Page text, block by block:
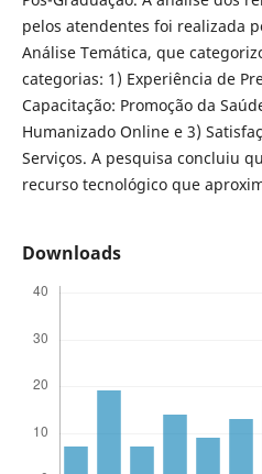
pelos atendentes foi realizada
Análise Temática, que
categorias: 1) Experiência de
Capacitação: Promoção da
Humanizado Online e 3)
Serviços. A pesquisa concluiu
recurso tecnológico que
Downloads